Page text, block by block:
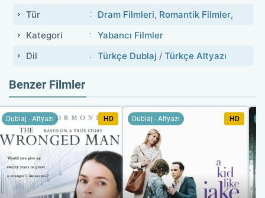
Tür
Dram Filmleri, Romantik Filmler,
Kategori
Yabancı Filmler
Dil
Türkçe Dublaj / Türkçe Altyazı
Benzer Filmler
Dublaj - Altyazı HD Dublaj - Altyazı HD